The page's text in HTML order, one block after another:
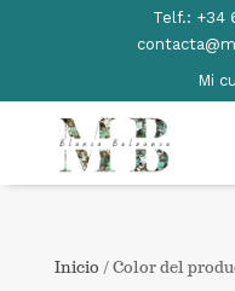
Telf.: +34
Mi
Inicio / Color del